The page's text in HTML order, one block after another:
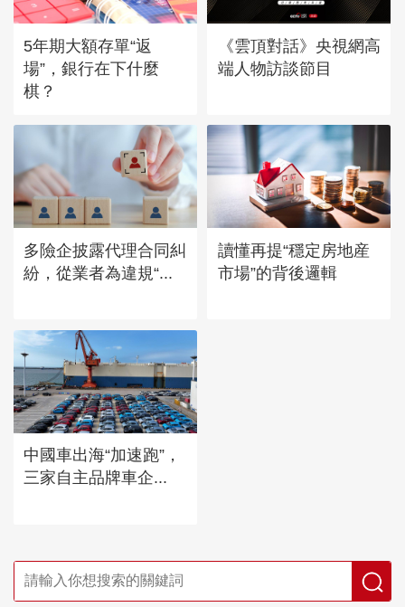
5年期大額存單“返
場”，銀行在下什麼
棋？
《雲頂對話》央視網高
端人物訪談節目
多險企披露代理合同糾
紛，從業者為違規“...
讀懂再提“穩定房地産
市場”的背後邏輯
中國車出海“加速跑”，
三家自主品牌車企...